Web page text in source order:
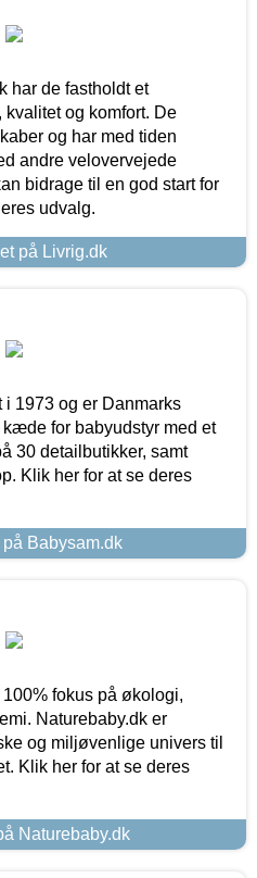
har de fastholdt et
og komfort. De
og har med tiden
andre velovervejede
bidrage til en god start for
udvalg.
på Livrig.dk
i 1973 og er Danmarks
for babyudstyr med et
30 detailbutikker, samt
Klik her for at se deres
Babysam.dk
fokus på økologi,
Naturebaby.dk er
og miljøvenlige univers til
Klik her for at se deres
Naturebaby.dk